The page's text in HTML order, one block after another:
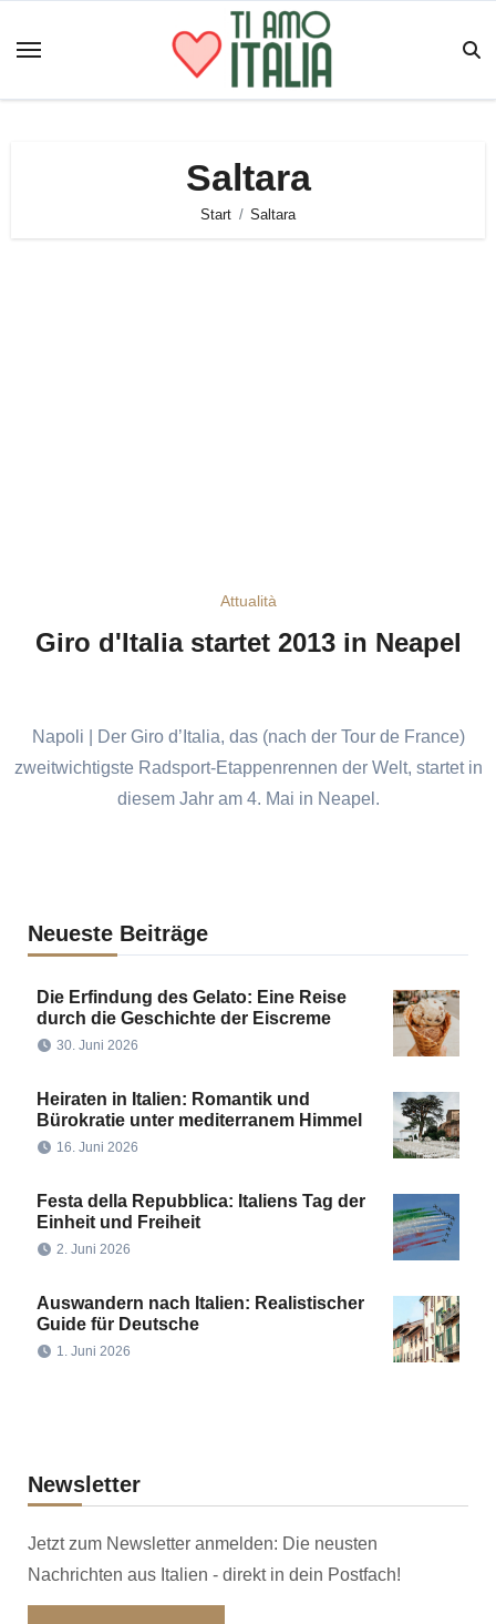
Inhalt
Saltara
Start Saltara
Attualità
Giro d'Italia startet 2013 in Neapel
Napoli | Der Giro d’Italia, das (nach der Tour de France)
zweitwichtigste Radsport-Etappenrennen der Welt, startet in
diesem Jahr am 4. Mai in Neapel.
Neueste Beiträge
Die Erfindung des Gelato: Eine Reise
durch die Geschichte der Eiscreme
30. Juni 2026
Heiraten in Italien: Romantik und
Bürokratie unter mediterranem Himmel
16. Juni 2026
Festa della Repubblica: Italiens Tag der
Einheit und Freiheit
2. Juni 2026
Auswandern nach Italien: Realistischer
Guide für Deutsche
1. Juni 2026
Newsletter
Jetzt zum Newsletter anmelden: Die neusten
Nachrichten aus Italien - direkt in dein Postfach!